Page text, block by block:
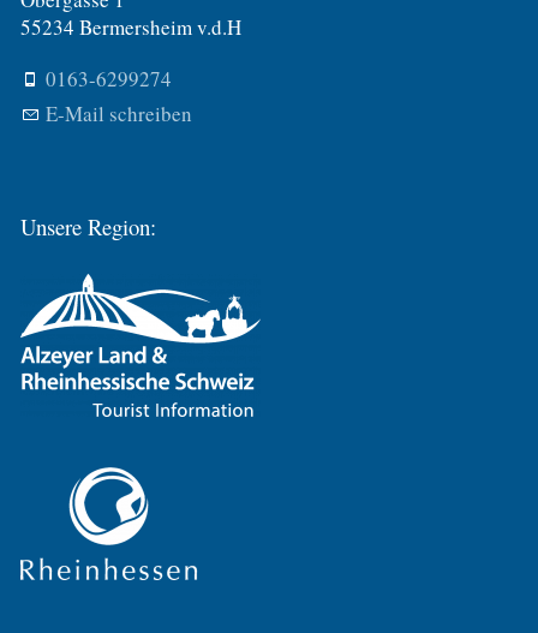
55234 Bermersheim v.d.H
0163-6299274
E-Mail schreiben
Unsere Region: